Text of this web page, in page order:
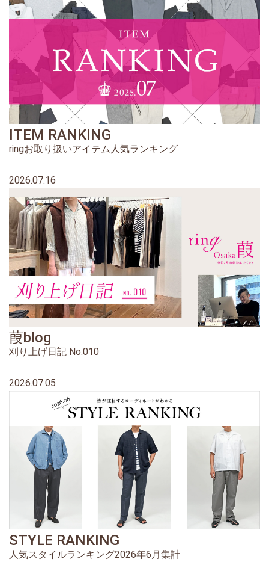
ITEM RANKING
ringお取り扱いアイテム人気ランキング
2026.07.16
葭blog
刈り上げ日記 No.010
2026.07.05
STYLE RANKING
人気スタイルランキング2026年6月集計